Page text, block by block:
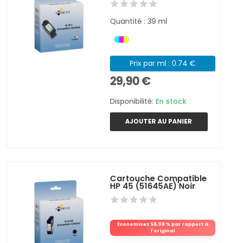
Quantité : 39 ml
Prix par ml : 0.74 €
29,90 €
Disponibilité: En stock
AJOUTER AU PANIER
Cartouche Compatible
HP 45 (51645AE) Noir
Économisez 58,08 % par rapport à
l'original